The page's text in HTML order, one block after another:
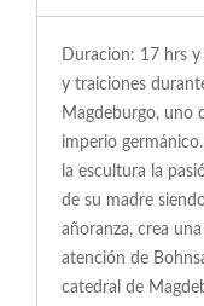
Duracion: 17 hrs
y traiciones
Magdeburgo, uno
imperio
la escultura la
de su madre
añoranza, crea
atención de
catedral de